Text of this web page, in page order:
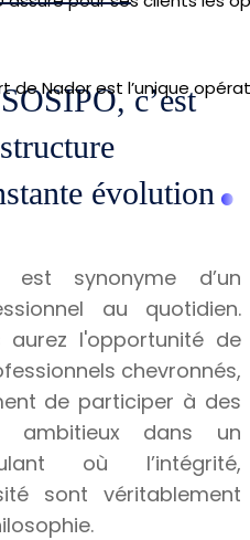
de Nador est l’unique
c’est
évolution .
est synonyme d’un
au quotidien.
l'opportunité de
chevronnés,
de participer à des
ambitieux dans un
où l’intégrité,
sont véritablement